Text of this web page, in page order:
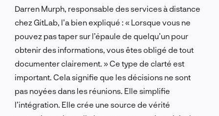
Darren Murph, responsable des services à distance
chez GitLab, l’a bien expliqué : « Lorsque vous ne
pouvez pas taper sur l’épaule de quelqu’un pour
obtenir des informations, vous êtes obligé de tout
documenter clairement. » Ce type de clarté est
important. Cela signifie que les décisions ne sont
pas noyées dans les réunions. Elle simplifie
l’intégration. Elle crée une source de vérité